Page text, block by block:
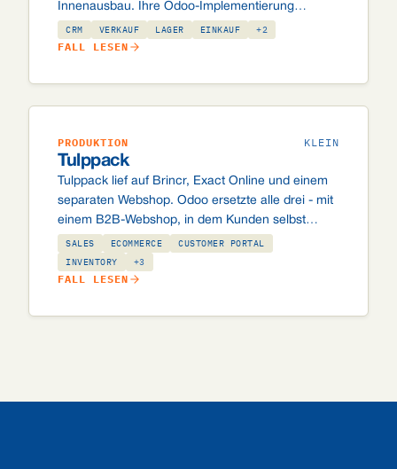
Innenausbau. Ihre Odoo-Implementierung
umfasst CRM, Verkauf, Einkauf, Lager und
Buchhaltung, mit maßgeschneiderter Entwicklung
Angebote und Web-Formular-Integration.
CRM VERKAUF LAGER EINKAUF +2
FALL LESEN
PRODUKTION KLEIN
Tulppack
Tulppack lief auf Brincr, Exact Online und einem
separaten Webshop. Odoo ersetzte alle drei - mit
einem B2B-Webshop, in dem Kunden selbst
bestellen (pro Meter oder pro Teebeutel, bedruckt
mit eigenem Logo) und einem Bestand, der trotz
kniffliger Maßeinheiten stimmt.
SALES ECOMMERCE
CUSTOMER PORTAL
INVENTORY
+3
FALL LESEN